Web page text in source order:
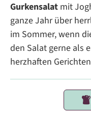
Gurkensalat mit
ganze Jahr über
im Sommer, wenn
den Salat gerne als
herzhaften